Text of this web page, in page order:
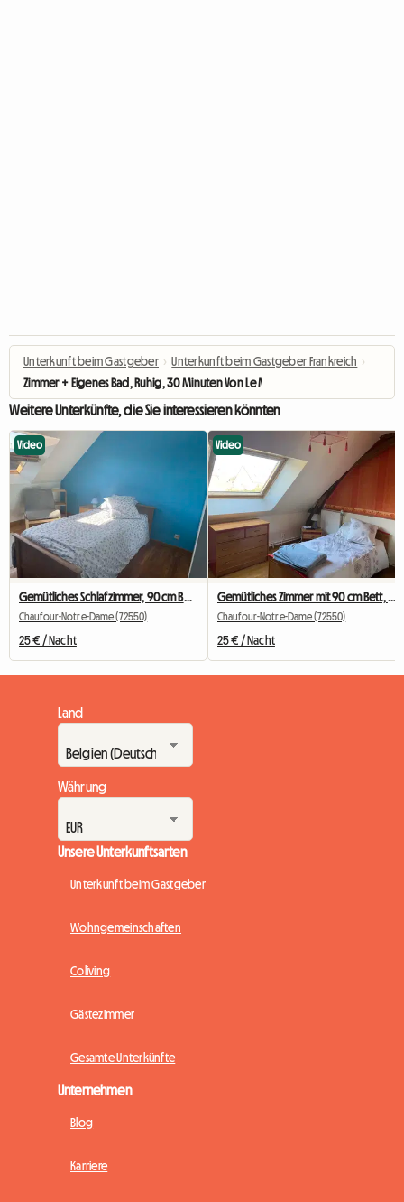
Unterkunft beim Gastgeber › Unterkunft beim Gastgeber Frankreich ›
Zimmer + Eigenes Bad, Ruhig, 30 Minuten Von Le Mans Entfernt
Weitere Unterkünfte, die Sie interessieren könnten
Video
Gemütliches Schlafzimmer, 90 cm Bett, 6 km von der Universität Le Mans entfernt
Chaufour-Notre-Dame (72550)
25 € / Nacht
Video
Gemütliches Zimmer mit 90 cm Bett, 6 km von der Universität Le Mans entfernt
Chaufour-Notre-Dame (72550)
25 € / Nacht
Land
Währung
Unsere Unterkunftsarten
Unterkunft beim Gastgeber
Wohngemeinschaften
Coliving
Gästezimmer
Gesamte Unterkünfte
Unternehmen
Blog
Karriere